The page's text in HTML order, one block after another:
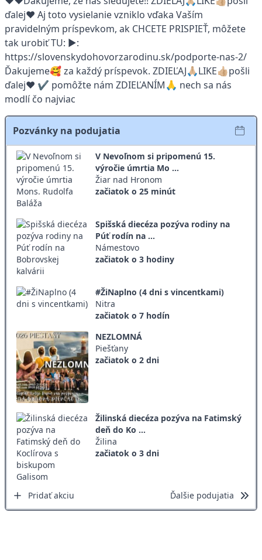
ďalej❤️ Aj toto vysielanie vzniklo vďaka Vaším
pravidelným príspevkom, ak CHCETE PRISPIEŤ, môžete
tak urobiť TU: ▶:
https://slovenskydohovorzarodinu.sk/podporte-nas-2/
Ďakujeme🥰 za každý príspevok. ZDIEĽAJ🙏🏼LIKE👍🏼pošli
ďalej❤️ ✔️ pomôžte nám ZDIEĽANÍM🙏 nech sa nás
modlí čo najviac
Pozvánky na podujatia
V Nevoľnom si pripomenú 15.
výročie úmrtia Mo ...
Žiar nad Hronom
začiatok o 25 minút
Spišská diecéza pozýva rodiny na
Púť rodín na ...
Námestovo
začiatok o 3 hodiny
#ŽiNaplno (4 dni s vincentkami)
Nitra
začiatok o 7 hodín
NEZLOMNÁ
Piešťany
začiatok o 2 dni
Žilinská diecéza pozýva na Fatimský
deň do Ko ...
Žilina
začiatok o 3 dni
Pridať akciu Ďalšie podujatia